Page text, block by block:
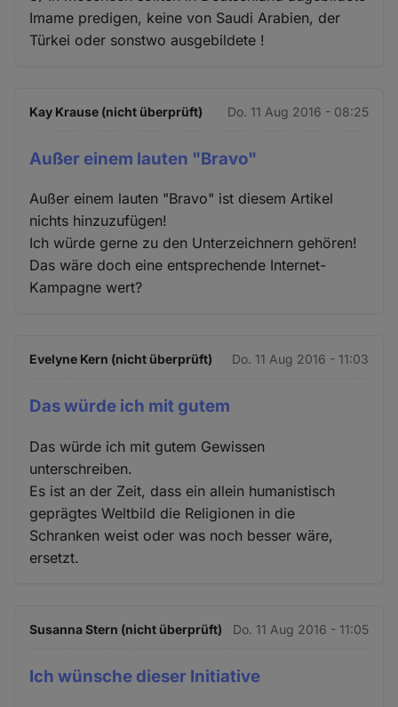
Imame predigen, keine von Saudi Arabien, der
Türkei oder sonstwo ausgebildete !
Kay Krause (nicht überprüft) Do. 11 Aug 2016 - 08:25
Außer einem lauten "Bravo"
Außer einem lauten "Bravo" ist diesem Artikel
nichts hinzuzufügen!
Ich würde gerne zu den Unterzeichnern gehören!
Das wäre doch eine entsprechende Internet-
Kampagne wert?
Evelyne Kern (nicht überprüft) Do. 11 Aug 2016 - 11:03
Das würde ich mit gutem
Das würde ich mit gutem Gewissen
unterschreiben.
Es ist an der Zeit, dass ein allein humanistisch
geprägtes Weltbild die Religionen in die
Schranken weist oder was noch besser wäre,
ersetzt.
Susanna Stern (nicht überprüft) Do. 11 Aug 2016 - 11:05
Ich wünsche dieser Initiative